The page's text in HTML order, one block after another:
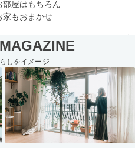
部屋はもちろん
家もおまかせ
しをイメージ